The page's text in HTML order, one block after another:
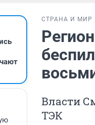
СТРАНА И МИР
Власти
ТЭК